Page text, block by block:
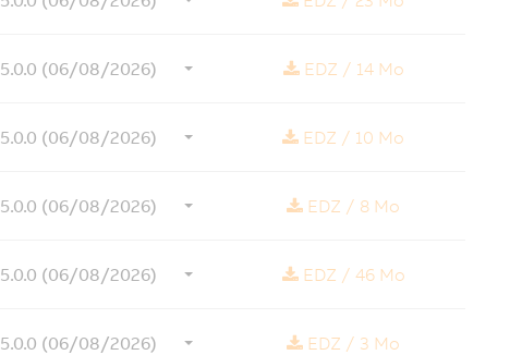
5.0.0 (06/08/2026) EDZ / 14 Mo
5.0.0 (06/08/2026) EDZ / 10 Mo
5.0.0 (06/08/2026) EDZ / 8 Mo
5.0.0 (06/08/2026) EDZ / 46 Mo
5.0.0 (06/08/2026) EDZ / 3 Mo